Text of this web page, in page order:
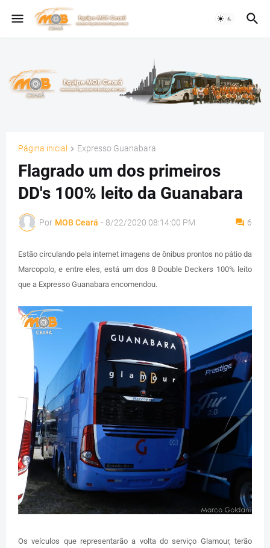
Página inicial Expresso Guanabara
Flagrado um dos primeiros
DD's 100% leito da Guanabara
Por MOB Ceará - 8/22/2020 08:14:00 PM 6
Estão circulando pela internet imagens de ônibus prontos no pátio da
Marcopolo, e entre eles, está um dos 8 Double Deckers 100% leito
que a Expresso Guanabara encomendou.
Os veículos que representarão a volta do serviço Glamour, terão